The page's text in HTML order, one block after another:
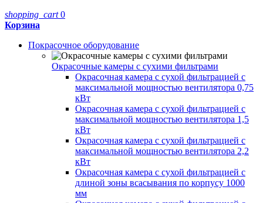
shopping_cart 0
Корзина
Покрасочное оборудование
Окрасочные камеры с сухими фильтрами
Окрасочная камера с сухой фильтрацией с
максимальной мощностью вентилятора 0,75
кВт
Окрасочная камера с сухой фильтрацией с
максимальной мощностью вентилятора 1,5
кВт
Окрасочная камера с сухой фильтрацией с
максимальной мощностью вентилятора 2,2
кВт
Окрасочная камера с сухой фильтрацией с
длиной зоны всасывания по корпусу 1000
мм